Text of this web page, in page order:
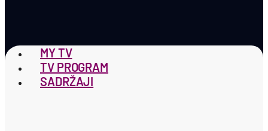
MY TV
TV PROGRAM
SADRŽAJI